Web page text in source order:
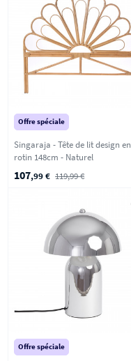
Offre spéciale
Singaraja - Tête de lit design en
rotin 148cm - Naturel
107,99 € 119,99 €
Offre spéciale